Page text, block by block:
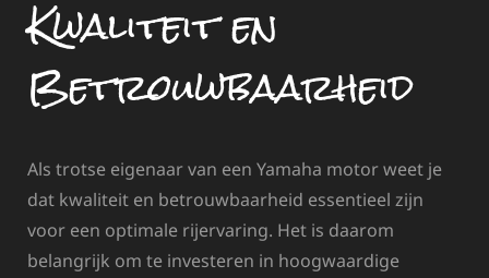
Kwaliteit en
Betrouwbaarheid
Als trotse eigenaar van een Yamaha motor weet je
dat kwaliteit en betrouwbaarheid essentieel zijn
voor een optimale rijervaring. Het is daarom
belangrijk om te investeren in hoogwaardige